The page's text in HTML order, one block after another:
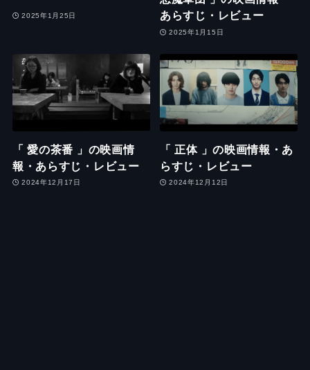
2025年1月25日
あらすじ・レビュー
2025年1月15日
「 愛の茶番 」の映画情
報・あらすじ・レビュー
2024年12月17日
「 正体 」の映画情報・あ
らすじ・レビュー
2024年12月12日